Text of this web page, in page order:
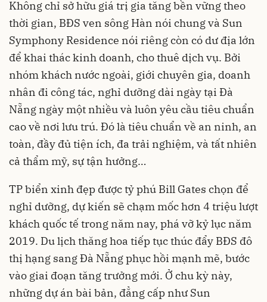
Không chỉ sở hữu giá trị gia tăng bền vững theo
thời gian, BĐS ven sông Hàn nói chung và Sun
Symphony Residence nói riêng còn có dư địa lớn
để khai thác kinh doanh, cho thuê dịch vụ. Bởi
nhóm khách nước ngoài, giới chuyên gia, doanh
nhân đi công tác, nghỉ dưỡng dài ngày tại Đà
Nẵng ngày một nhiều và luôn yêu cầu tiêu chuẩn
cao về nơi lưu trú. Đó là tiêu chuẩn về an ninh, an
toàn, đầy đủ tiện ích, đa trải nghiệm, và tất nhiên
cả thẩm mỹ, sự tận hưởng…
TP biển xinh đẹp được tỷ phú Bill Gates chọn để
nghỉ dưỡng, dự kiến sẽ chạm mốc hơn 4 triệu lượt
khách quốc tế trong năm nay, phá vỡ kỷ lục năm
2019. Du lịch thăng hoa tiếp tục thúc đẩy BĐS đô
thị hạng sang Đà Nẵng phục hồi mạnh mẽ, bước
vào giai đoạn tăng trưởng mới. Ở chu kỳ này,
những dự án bài bản, đẳng cấp như Sun